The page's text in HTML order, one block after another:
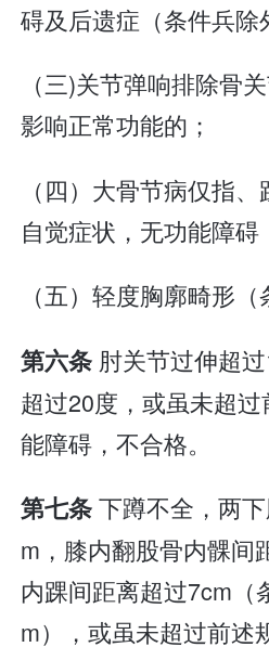
碍及后遗症（条件兵除
（三)关节弹响排除骨
影响正常功能的；
（四）大骨节病仅指
自觉症状，无功能障碍
（五）轻度胸廓畸形（
第六条 肘关节过伸超
超过20度，或虽未超
能障碍，不合格。
第七条下蹲不全，两
m，膝内翻股骨内髁间
内踝间距离超过7cm（
m），或虽未超过前述